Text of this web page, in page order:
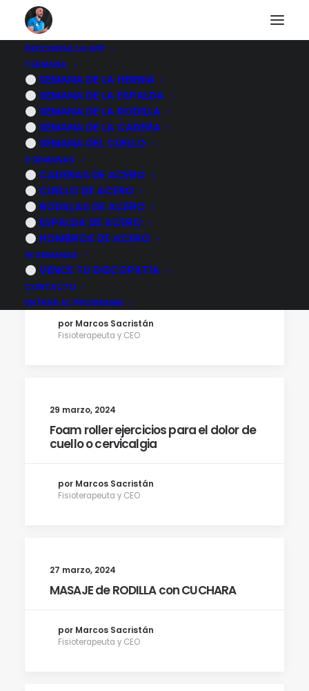
DESCARGA LA APP
1 SEMANA
SEMANA DE LA HERNIA
SEMANA DE LA ESPALDA
SEMANA DE LA RODILLA
SEMANA DE LA CADERA
SEMANA DEL CUELLO
3 SEMANAS
CADERAS DE ACERO
CUELLO DE ACERO
RODILLAS DE ACERO
ESPALDA DE ACERO
HOMBROS DE ACERO
16 SEMANAS
VENCE TU DISCOPATÍA
CONTACTO
ENTRAR AL PROGRAMA
Otros diarios
Descubre a otras personas que están pasando lo
1 abril, 2024
Cintilla iliotibial o rodilla de corredor,
masaje para aliviar los sintomas
por Marcos Sacristán
Fisioterapeuta y CEO
29 marzo, 2024
Foam roller ejercicios para el dolor de
cuello o cervicalgia
por Marcos Sacristán
Fisioterapeuta y CEO
27 marzo, 2024
MASAJE de RODILLA con CUCHARA
por Marcos Sacristán
Fisioterapeuta y CEO